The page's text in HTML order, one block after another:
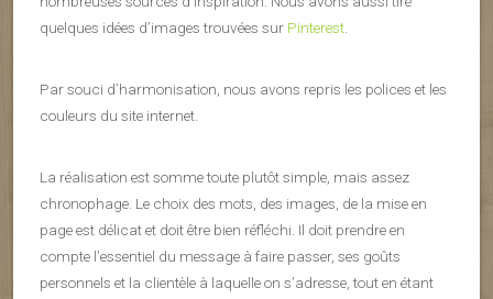
quelques idées d’images trouvées sur Pinterest
Par souci d’harmonisation, nous avons repris les polices et les
couleurs du site internet.
La réalisation est somme toute plutôt simple, mais assez
chronophage. Le choix des mots, des images, de la mise en
page est délicat et doit être bien réfléchi. Il doit prendre en
compte l’essentiel du message à faire passer, ses goûts
personnels et la clientèle à laquelle on s’adresse, tout en étant